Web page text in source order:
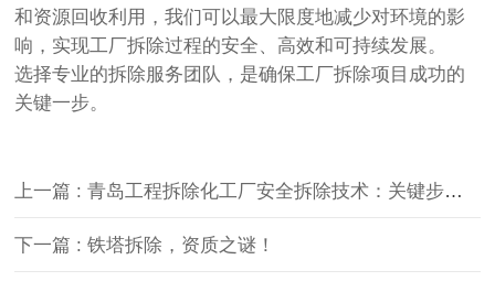
和资源回收利用，我们可以最大限度地减少对环境的影
响，实现工厂拆除过程的安全、高效和可持续发展。
选择专业的拆除服务团队，是确保工厂拆除项目成功的
关键一步。
上一篇 : 青岛工程拆除化工厂安全拆除技术：关键步骤与现代挑战
下一篇 : 铁塔拆除，资质之谜！